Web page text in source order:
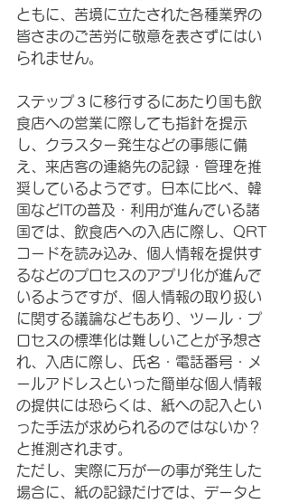
ともに、苦境に立たされた各種業界の
皆さまのご苦労に敬意を表さずにはい
られません。
ステップ３に移行するにあたり国も飲
食店への営業に際しても指針を提示
し、クラスター発生などの事態に備
え、来店客の連絡先の記録・管理を推
奨しているようです。日本に比べ、韓
国などITの普及・利用が進んでいる諸
国では、飲食店への入店に際し、QRT
コードを読み込み、個人情報を提供す
るなどのプロセスのアプリ化が進んで
いるようですが、個人情報の取り扱い
に関する議論などもあり、ツール・プ
ロセスの標準化は難しいことが予想さ
れ、入店に際し、氏名・電話番号・メ
ールアドレスといった簡単な個人情報
の提供には恐らくは、紙への記入とい
った手法が求められるのではないか？
と推測されます。
ただし、実際に万が一の事が発生した
場合に、紙の記録だけでは、データと